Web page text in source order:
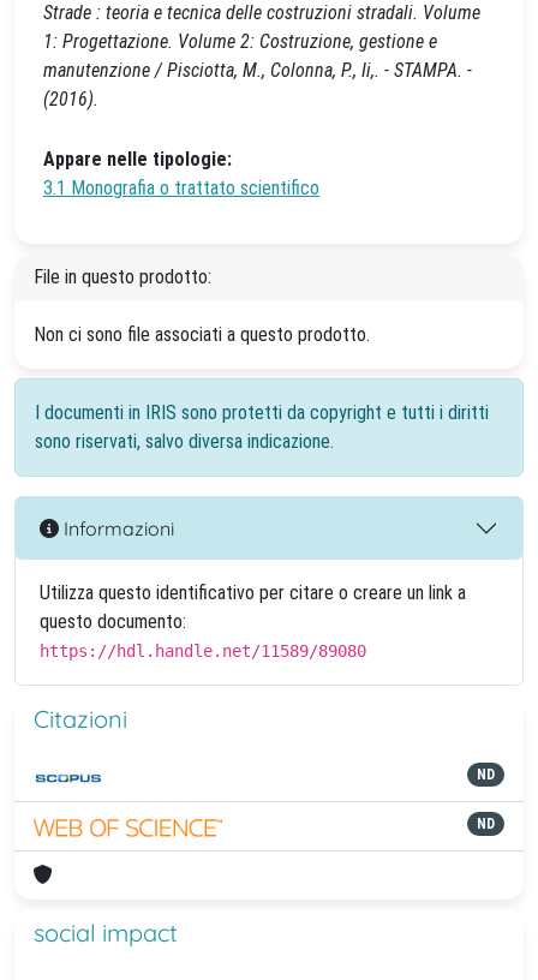
Strade : teoria e tecnica delle costruzioni stradali. Volume
1: Progettazione. Volume 2: Costruzione, gestione e
manutenzione / Pisciotta, M., Colonna, P., Ii,. - STAMPA. -
(2016).
Appare nelle tipologie:
3.1 Monografia o trattato scientifico
File in questo prodotto:
Non ci sono file associati a questo prodotto.
I documenti in IRIS sono protetti da copyright e tutti i diritti
sono riservati, salvo diversa indicazione.
Informazioni
Utilizza questo identificativo per citare o creare un link a
questo documento:
https://hdl.handle.net/11589/89080
Citazioni
ND
ND
social impact